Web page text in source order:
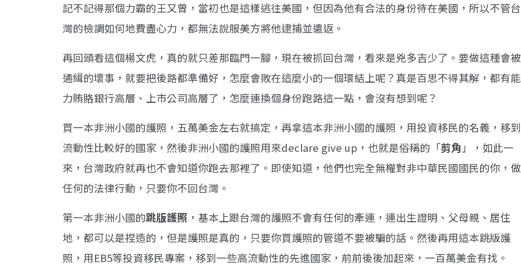
記不記得那個力霸的王又曾，當初也是這樣逃往美國，但因為他有合法的身份待在美國，所以不管台
灣的檢調如何地費盡心力，都無法說服美方將他逮捕並遣返。
再回頭看這個楊文虎，真的就只差那臨門一腳，現在被抓回台灣，看來是兇多吉少了。要做這種會被
通緝的壞事，就要把後路都準備好，怎麼會敗在這麼小的一個環結上呢？真是百思不得其解，都有能
力賄賂銀行高層、上市公司高層了，怎麼連換個身份跑路這一點，會沒有想到呢？
買一本非洲小國的護照，五萬美金左右就搞定，再拿這本非洲小國的護照，用投資移民的名義，移到
流動性比較好的國家，然後非洲小國的護照用來declare give up，也就是俗稱的「剪角」，如此一
來，台灣政府就再也不會知道你跑去那裡了。即使知道，他們也完全無權對非中華民國國民的你，做
任何的法律行動，只要你不回台灣。
第一本非洲小國的跳版護照 ，基本上跟台灣的護照不會有任何的牽連，連出生證明、父母親、居住
地，都可以是捏造的，但是護照是真的，只要你買護照的管道不要被騙的話。然後再用這本跳版護
照，用EB5等投資移民專案，移到一些高流動性的先進國家，前前後後加起來，一百萬美金有找。